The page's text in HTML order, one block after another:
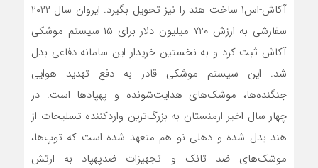
آکاش-‌اس۱ ساخت هند را نیز تحویل بگیرد. ایروان سال ۲۰۲۲
سفارشی به ارزش ۷۲۰ میلیون دلار برای ۱۵ سیستم موشکی
آکاش ثبت کرد و به نخستین خریدار این سامانه دفاعی بدل
شد. این سیستم موشکی قادر به دفع تهدید هوایی
جنگنده‌ها، موشک‌های هدایت‌شونده و پهپادها است. در
چهار سال اخیر ارمنستان به بزرگ‌ترین واردکننده تسلیحات از
هند بدل شده و دهلی نو هم متعهد شده است که توپ‌ها،
موشک‌های ضد تانک و تجهیزات ضدپهپاد به ارتش